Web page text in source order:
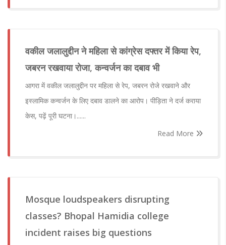
वकील जलालुद्दीन ने महिला से कांग्रेस दफ्तर में किया रेप,
जबरन रखवाया रोजा, कन्वर्जन का दबाव भी
आगरा में वकील जलालुद्दीन पर महिला से रेप, जबरन रोजे रखवाने और
इस्लामिक कन्वर्जन के लिए दबाव डालने का आरोप। पीड़िता ने दर्ज कराया
केस, पढ़ें पूरी घटना।......
Read More
Mosque loudspeakers disrupting
classes? Bhopal Hamidia college
incident raises big questions